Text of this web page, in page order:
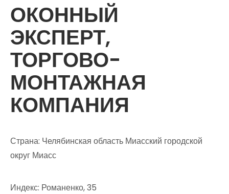
ОКОННЫЙ
ЭКСПЕРТ,
ТОРГОВО-
МОНТАЖНАЯ
КОМПАНИЯ
Страна: Челябинская область Миасский городской
округ Миасс
Индекс: Романенко, 35